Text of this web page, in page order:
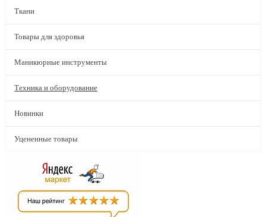
Ткани
Товары для здоровья
Маникюрные инструменты
Техника и оборудование
Новинки
Уцененные товары